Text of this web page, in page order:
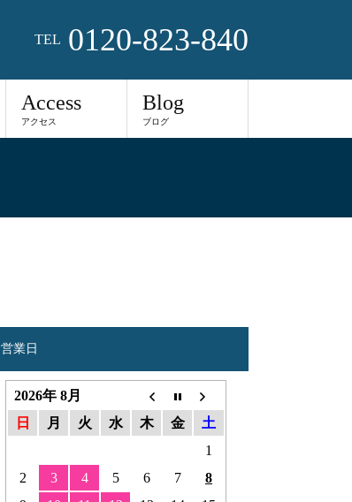
TEL 0120-823-840
Access
アクセス
Blog
ブログ
営業日
2026年 8月
日
月 火 水 木 金
土
1
2
3 4 5 6 7
8